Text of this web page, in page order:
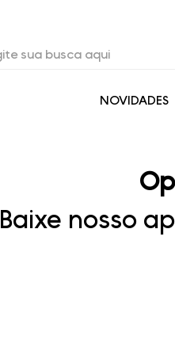
NOVIDADES
Baixe nosso